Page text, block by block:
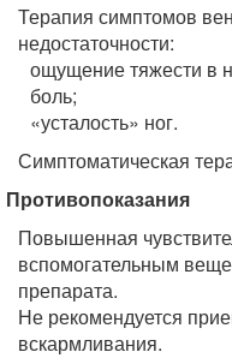
Терапия симптомов
недостаточности:
ощущение тяжести в
боль;
«усталость» ног.
Симптоматическая
Противопоказания
Повышенная
вспомогательным
препарата.
Не рекомендуется
вскармливания.